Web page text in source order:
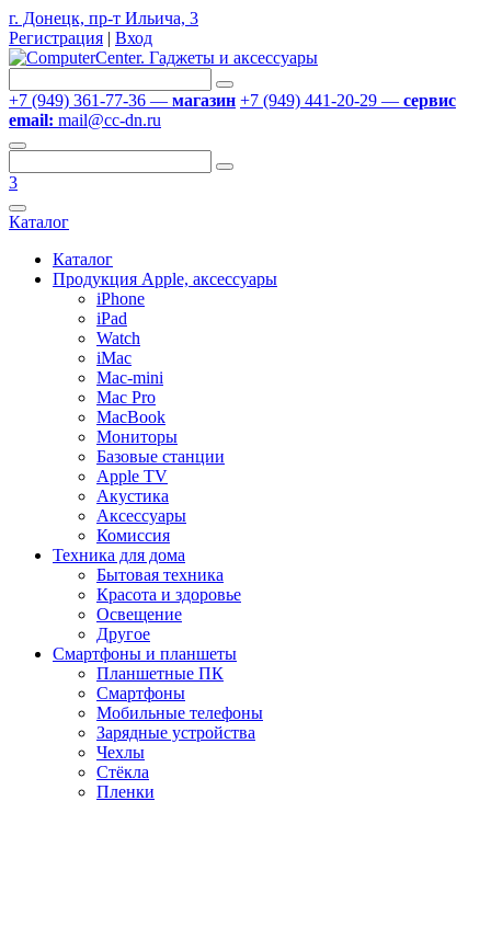
г. Донецк, пр-т Ильича, 3
Регистрация | Вход
+7 (949) 361-77-36 — магазин +7 (949) 441-20-29 — сервис
email: mail@cc-dn.ru
3
Каталог
Каталог
Продукция Apple, аксессуары
iPhone
iPad
Watch
iMac
Mac-mini
Mac Pro
MacBook
Мониторы
Базовые станции
Apple TV
Акустика
Аксессуары
Комиссия
Техника для дома
Бытовая техника
Красота и здоровье
Освещение
Другое
Смартфоны и планшеты
Планшетные ПК
Смартфоны
Мобильные телефоны
Зарядные устройства
Чехлы
Стёкла
Пленки